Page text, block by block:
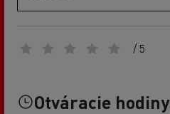
/ 5
Otváracie hodiny